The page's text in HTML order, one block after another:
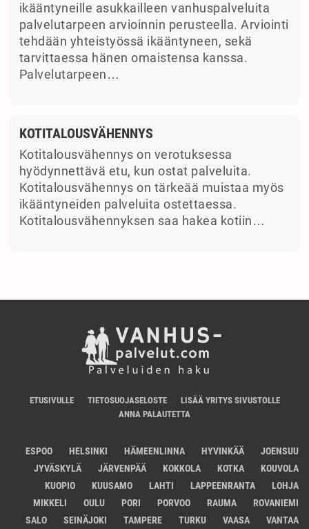
ikääntyneille asukkailleen vanhuspalveluita
palvelutarpeen arvioinnin perusteella. Arviointi
tehdään yhteistyössä ikääntyneen, sekä
tarvittaessa hänen omaistensa kanssa.
Palvelutarpeen…
KOTITALOUSVÄHENNYS
Kotitalousvähennys on verotuksessa
hyödynnettävä etu, kun ostat palveluita.
Kotitalousvähennys on tärkeää muistaa myös
ikääntyneiden palveluita ostettaessa.
Kotitalousvähennyksen saa hakea kotiin…
ETUSIVULLE TIETOSUOJASELOSTE
LISÄÄ YRITYS SIVUSTOLLE
ANNA PALAUTETTA
ESPOO HELSINKI HÄMEENLINNA HYVINKÄÄ
JOENSUU
JYVÄSKYLÄ
JÄRVENPÄÄ KOKKOLA KOTKA
KOUVOLA
KUOPIO
KUUSAMO LAHTI LAPPEENRANTA
LOHJA
MIKKELI
OULU PORI PORVOO RAUMA
ROVANIEMI
SALO
SEINÄJOKI TAMPERE TURKU VAASA VANTAA